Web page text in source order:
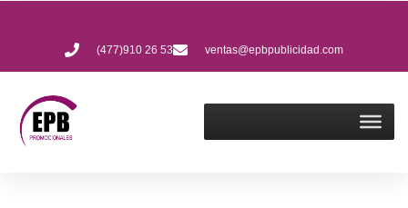
(477)910 26 53 ventas@epbpublicidad.com